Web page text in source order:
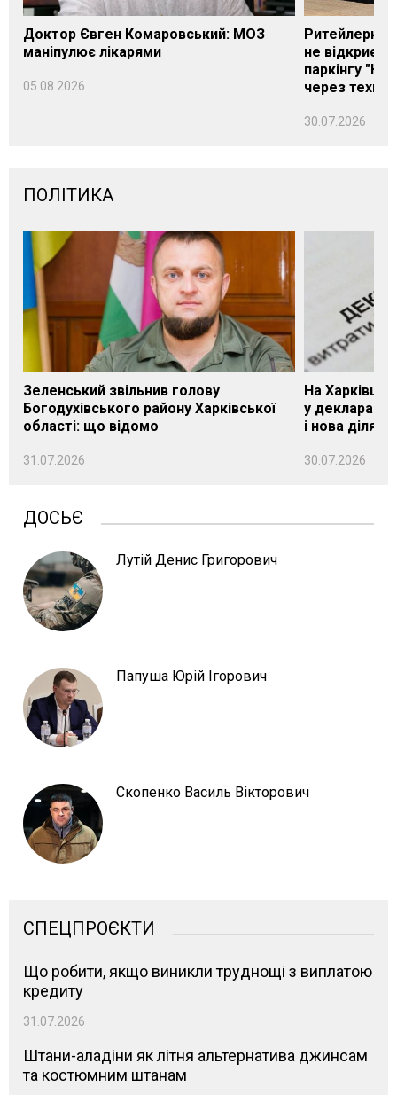
Доктор Євген Комаровський: МОЗ
маніпулює лікарями
05.08.2026
Ритейлерка
не
паркінгу
через
30.07.2026
ПОЛІТИКА
Зеленський звільнив голову
Богодухівського району Харківської
області: що відомо
31.07.2026
На
у декларації
і нова
30.07.2026
ДОСЬЄ
Лутій Денис Григорович
Папуша Юрій Ігорович
Скопенко Василь Вікторович
СПЕЦПРОЄКТИ
Що робити, якщо виникли труднощі з виплатою
кредиту
31.07.2026
Штани-аладіни як літня альтернатива джинсам
та костюмним штанам